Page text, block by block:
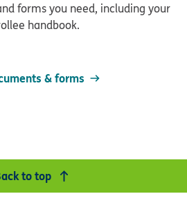
forms you need, including your
handbook.
& forms
to top